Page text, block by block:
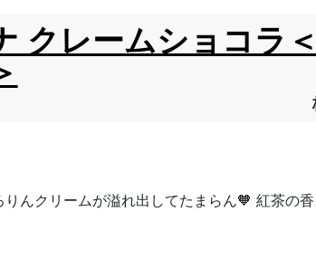
クレームショコラ
んクリームが溢れ出してたまらん🧡 紅茶の